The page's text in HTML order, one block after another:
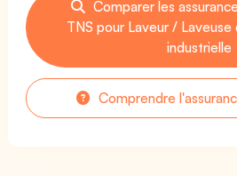
Comparer les
TNS pour Laveur / Laveuse
industrielle
Comprendre